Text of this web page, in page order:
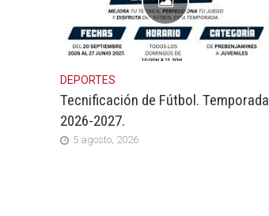
DEPORTES
Tecnificación de Fútbol. Temporada
2026-2027.
5 agosto, 2026